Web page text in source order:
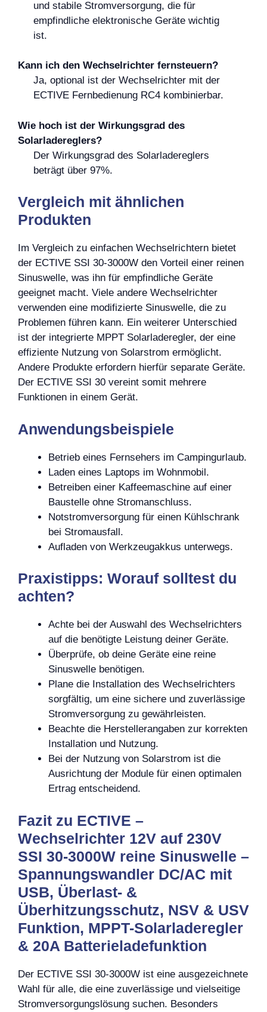
und stabile Stromversorgung, die für
empfindliche elektronische Geräte wichtig
ist.
Kann ich den Wechselrichter fernsteuern?
Ja, optional ist der Wechselrichter mit der
ECTIVE Fernbedienung RC4 kombinierbar.
Wie hoch ist der Wirkungsgrad des
Solarladereglers?
Der Wirkungsgrad des Solarladereglers
beträgt über 97%.
Vergleich mit ähnlichen
Produkten
Im Vergleich zu einfachen Wechselrichtern bietet
der ECTIVE SSI 30-3000W den Vorteil einer reinen
Sinuswelle, was ihn für empfindliche Geräte
geeignet macht. Viele andere Wechselrichter
verwenden eine modifizierte Sinuswelle, die zu
Problemen führen kann. Ein weiterer Unterschied
ist der integrierte MPPT Solarladeregler, der eine
effiziente Nutzung von Solarstrom ermöglicht.
Andere Produkte erfordern hierfür separate Geräte.
Der ECTIVE SSI 30 vereint somit mehrere
Funktionen in einem Gerät.
Anwendungsbeispiele
Betrieb eines Fernsehers im Campingurlaub.
Laden eines Laptops im Wohnmobil.
Betreiben einer Kaffeemaschine auf einer
Baustelle ohne Stromanschluss.
Notstromversorgung für einen Kühlschrank
bei Stromausfall.
Aufladen von Werkzeugakkus unterwegs.
Praxistipps: Worauf solltest du
achten?
Achte bei der Auswahl des Wechselrichters
auf die benötigte Leistung deiner Geräte.
Überprüfe, ob deine Geräte eine reine
Sinuswelle benötigen.
Plane die Installation des Wechselrichters
sorgfältig, um eine sichere und zuverlässige
Stromversorgung zu gewährleisten.
Beachte die Herstellerangaben zur korrekten
Installation und Nutzung.
Bei der Nutzung von Solarstrom ist die
Ausrichtung der Module für einen optimalen
Ertrag entscheidend.
Fazit zu ECTIVE –
Wechselrichter 12V auf 230V
SSI 30-3000W reine Sinuswelle –
Spannungswandler DC/AC mit
USB, Überlast- &
Überhitzungsschutz, NSV & USV
Funktion, MPPT-Solarladeregler
& 20A Batterieladefunktion
Der ECTIVE SSI 30-3000W ist eine ausgezeichnete
Wahl für alle, die eine zuverlässige und vielseitige
Stromversorgungslösung suchen. Besonders